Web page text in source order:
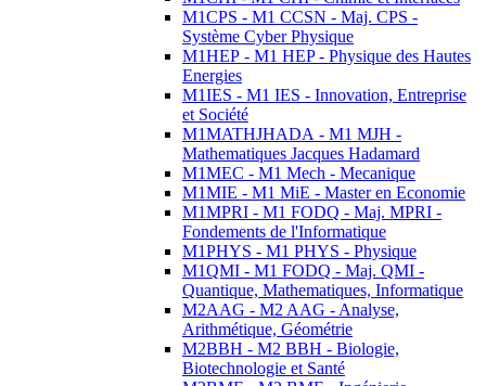
M1CPS - M1 CCSN - Maj. CPS -
Système Cyber Physique
M1HEP - M1 HEP - Physique des Hautes
Energies
M1IES - M1 IES - Innovation, Entreprise
et Société
M1MATHJHADA - M1 MJH -
Mathematiques Jacques Hadamard
M1MEC - M1 Mech - Mecanique
M1MIE - M1 MiE - Master en Economie
M1MPRI - M1 FODQ - Maj. MPRI -
Fondements de l'Informatique
M1PHYS - M1 PHYS - Physique
M1QMI - M1 FODQ - Maj. QMI -
Quantique, Mathematiques, Informatique
M2AAG - M2 AAG - Analyse,
Arithmétique, Géométrie
M2BBH - M2 BBH - Biologie,
Biotechnologie et Santé